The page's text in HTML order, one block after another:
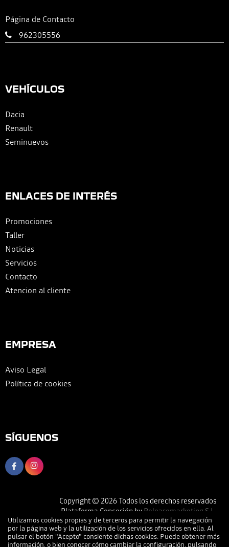
Utilizamos cookies propias y de terceros para permitir la navegación
por la página web y la utilización de los servicios ofrecidos en ella. Al
pulsar el botón "Acepto" consiente dichas cookies. Puede obtener más
información, o bien conocer cómo cambiar la configuración, pulsando
Página de Contacto
962305556
VEHÍCULOS
Dacia
Renault
Seminuevos
ENLACES DE INTERÉS
Promociones
Taller
Noticias
Servicios
Contacto
Atencion al cliente
EMPRESA
Aviso Legal
Política de cookies
SÍGUENOS
Copyright © 2026 Todos los derechos reservados
Plataforma Concesión by Releasemarketing S.L.